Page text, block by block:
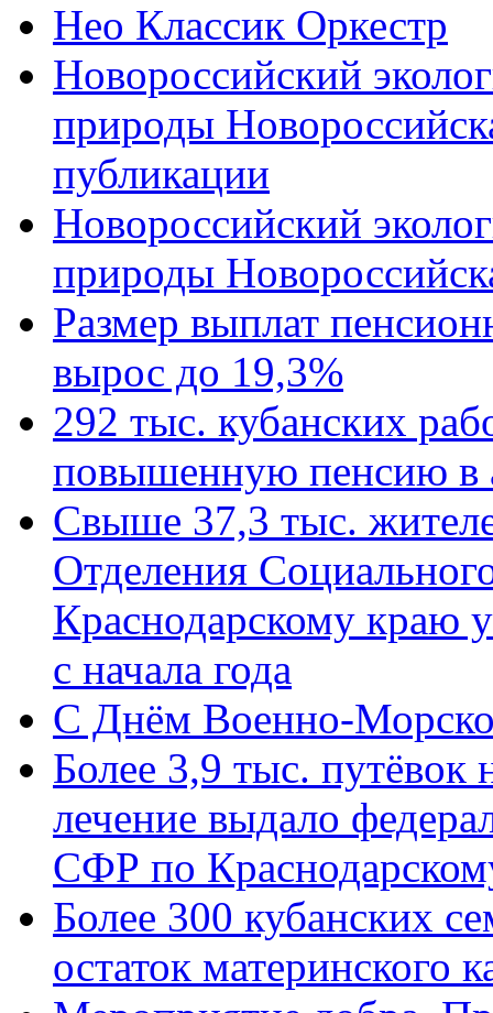
Нео Классик Оркестр
Новороссийский
природы
публикации
Новороссийский
природы
Размер выплат
вырос до 19,3%
292 тыс. кубанских
повышенную пенсию в
Свыше 37,3 тыс.
Отделения
Краснодарскому краю
с начала года
C Днём Военно-
Более 3,9 тыс. путёвок
лечение выдало
СФР по
Более 300 кубанских
остаток материнского